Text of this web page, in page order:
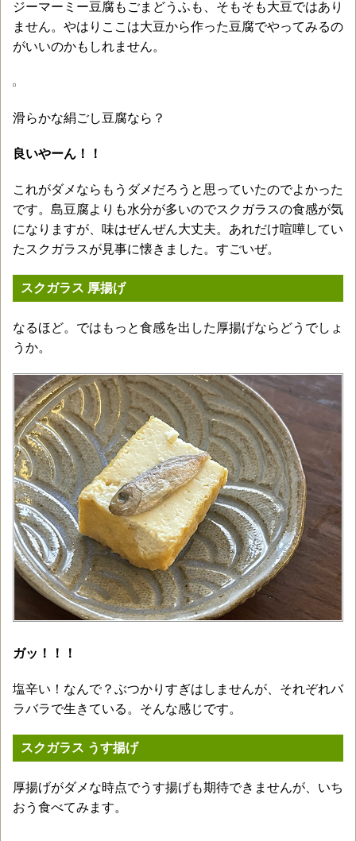
ジーマーミー豆腐もごまどうふも、そもそも大豆ではあり
ません。やはりここは大豆から作った豆腐でやってみるの
がいいのかもしれません。
滑らかな絹ごし豆腐なら？
良いやーん！！
これがダメならもうダメだろうと思っていたのでよかった
です。島豆腐よりも水分が多いのでスクガラスの食感が気
になりますが、味はぜんぜん大丈夫。あれだけ喧嘩してい
たスクガラスが見事に懐きました。すごいぜ。
スクガラス 厚揚げ
なるほど。ではもっと食感を出した厚揚げならどうでしょ
うか。
ガッ！！！
塩辛い！なんで？ぶつかりすぎはしませんが、それぞれバ
ラバラで生きている。そんな感じです。
スクガラス うす揚げ
厚揚げがダメな時点でうす揚げも期待できませんが、いち
おう食べてみます。